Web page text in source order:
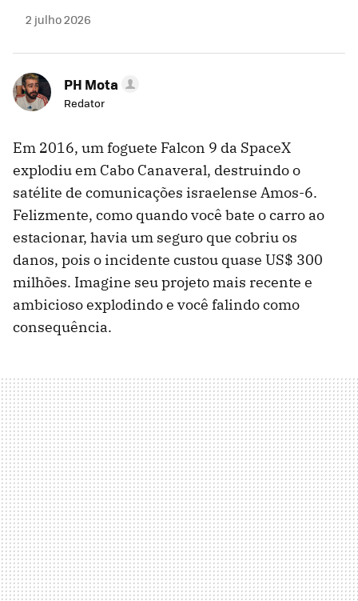
2 julho 2026
PH Mota
Redator
Em 2016, um foguete Falcon 9 da SpaceX
explodiu em Cabo Canaveral, destruindo o
satélite de comunicações israelense Amos-6.
Felizmente, como quando você bate o carro ao
estacionar, havia um seguro que cobriu os
danos, pois o incidente custou quase US$ 300
milhões. Imagine seu projeto mais recente e
ambicioso explodindo e você falindo como
consequência.